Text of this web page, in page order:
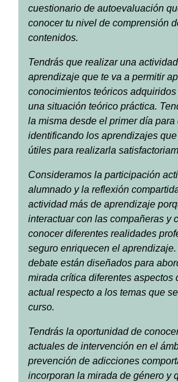
cuestionario de autoevaluación
conocer tu nivel de comprensión
contenidos.
Tendrás que realizar una
aprendizaje que te va a permitir
conocimientos teóricos
una situación teórico práctica.
la misma desde el primer día para
identificando los aprendizajes
útiles para realizarla
Consideramos la participación
alumnado y la reflexión
actividad más de aprendizaje
interactuar con las compañeras y
conocer diferentes realidades
seguro enriquecen el
debate están diseñados para
mirada crítica diferentes aspectos
actual respecto a los temas que
curso.
Tendrás la oportunidad de
actuales de intervención en el
prevención de adicciones
incorporan la mirada de género y